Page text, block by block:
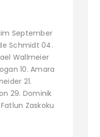
September
Schmidt 04.
Wallmeier
10. Amara
21.
29. Dominik
Zaskoku